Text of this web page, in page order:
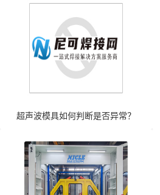
超声波模具如何判断是否异常？